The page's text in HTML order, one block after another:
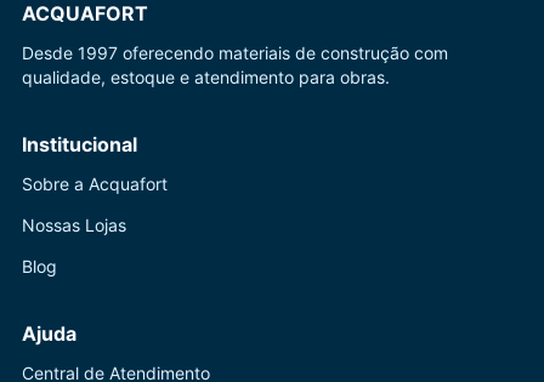
ACQUAFORT
Desde 1997 oferecendo materiais de construção com
qualidade, estoque e atendimento para obras.
Institucional
Sobre a Acquafort
Nossas Lojas
Blog
Ajuda
Central de Atendimento